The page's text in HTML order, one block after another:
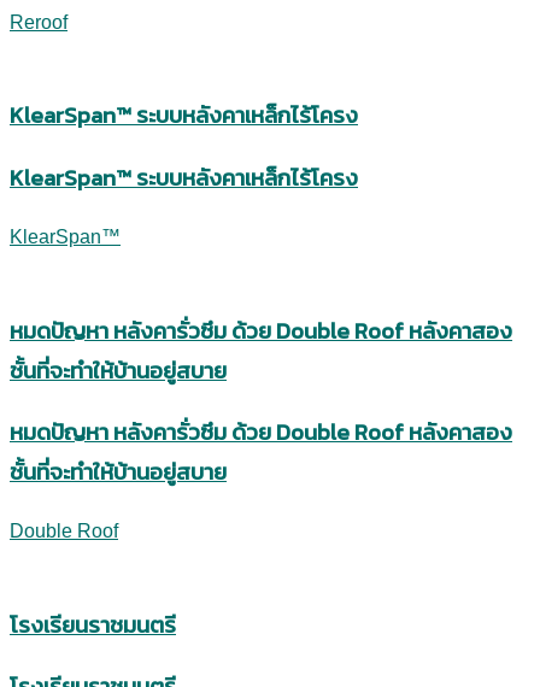
Reroof
KlearSpan™ ระบบหลังคาเหล็กไร้โครง
KlearSpan™ ระบบหลังคาเหล็กไร้โครง
KlearSpan™
หมดปัญหา หลังคารั่วซึม ด้วย Double Roof หลังคาสอง
ชั้นที่จะทำให้บ้านอยู่สบาย
หมดปัญหา หลังคารั่วซึม ด้วย Double Roof หลังคาสอง
ชั้นที่จะทำให้บ้านอยู่สบาย
Double Roof
โรงเรียนราชมนตรี